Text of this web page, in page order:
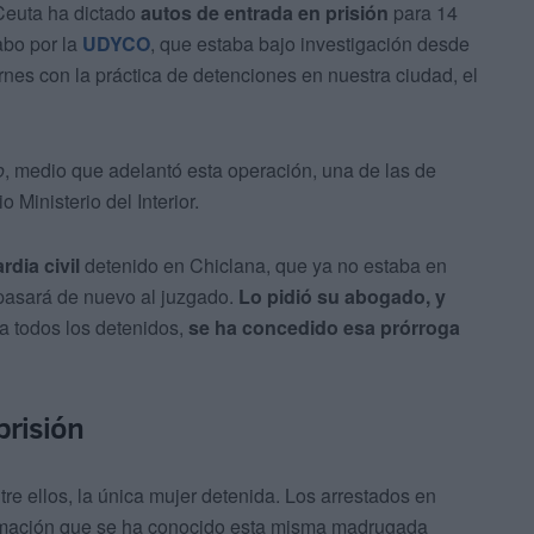
ha dictado autos de entrada en prisión para 14
por la UDYCO, que estaba bajo investigación desde
con la práctica de detenciones en nuestra ciudad, el
, medio que adelantó esta operación, una de las de
Ministerio del Interior.
civil detenido en Chiclana, que ya no estaba en
de nuevo al juzgado. Lo pidió su abogado, y
todos los detenidos, se ha concedido esa prórroga
ellos, la única mujer detenida. Los arrestados en
que se ha conocido esta misma madrugada